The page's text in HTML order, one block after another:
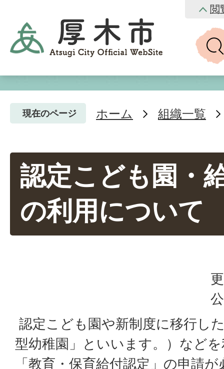
閲
現在のページ ホーム 組織一覧
認定こども園・
の利用について
認定こども園や新制度に移行し
型幼稚園」といいます。）など
「教育・保育給付認定」の申請